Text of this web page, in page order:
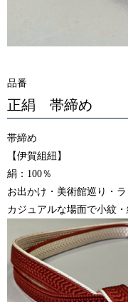
品番
正絹 帯締め
帯締め
【伊賀組紐】
絹：100％
お出かけ・美術館巡り・
カジュアルな場面で小紋